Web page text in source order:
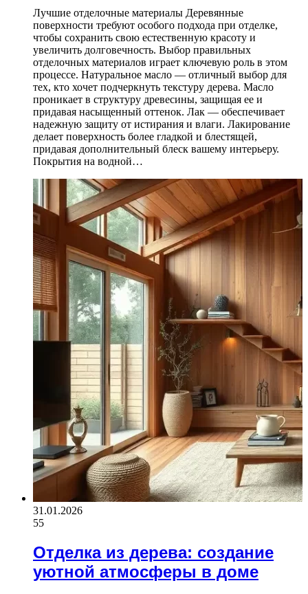
Лучшие отделочные материалы Деревянные
поверхности требуют особого подхода при отделке,
чтобы сохранить свою естественную красоту и
увеличить долговечность. Выбор правильных
отделочных материалов играет ключевую роль в этом
процессе. Натуральное масло — отличный выбор для
тех, кто хочет подчеркнуть текстуру дерева. Масло
проникает в структуру древесины, защищая ее и
придавая насыщенный оттенок. Лак — обеспечивает
надежную защиту от истирания и влаги. Лакирование
делает поверхность более гладкой и блестящей,
придавая дополнительный блеск вашему интерьеру.
Покрытия на водной…
31.01.2026
55
Отделка из дерева: создание
уютной атмосферы в доме